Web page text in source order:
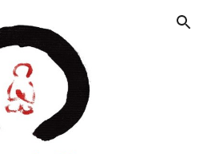
Skip to navigation